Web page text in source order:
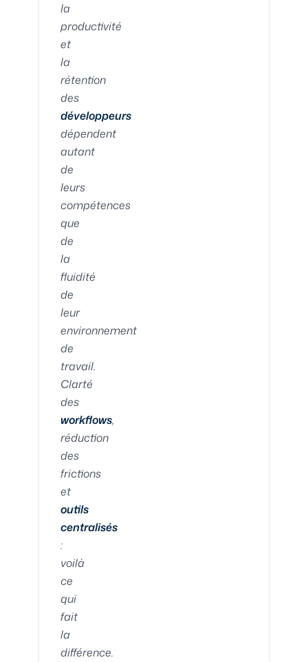
la
productivité
et
la
rétention
des
développeurs
dépendent
autant
de
leurs
compétences
que
de
la
fluidité
de
leur
environnement
de
travail.
Clarté
des
workflows,
réduction
des
frictions
et
outils
centralisés
:
voilà
ce
qui
fait
la
différence.